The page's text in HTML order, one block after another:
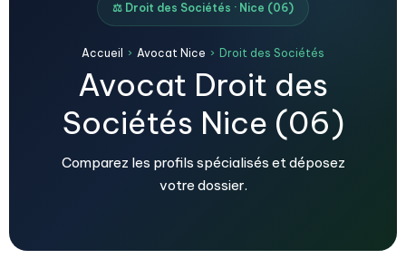
⚖️ Droit des Sociétés · Nice (06)
Accueil › Avocat Nice › Droit des Sociétés
Avocat Droit des
Sociétés Nice (06)
Comparez les profils spécialisés et déposez
votre dossier.